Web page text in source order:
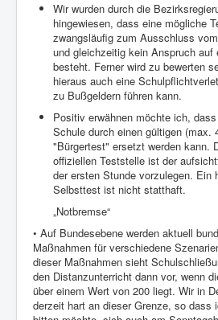
Wir wurden durch die
hingewiesen, dass eine mögliche
zwangsläufig zum Ausschluss
und gleichzeitig kein Anspruch auf
besteht. Ferner wird zu bewerten
hieraus auch eine
zu Bußgeldern führen kann.
Positiv erwähnen möchte ich,
Schule durch einen gültigen (max.
"Bürgertest" ersetzt werden kann.
offiziellen Teststelle ist der
der ersten Stunde vorzulegen. Ein
Selbsttest ist nicht statthaft.
„Notbremse“
• Auf Bundesebene werden aktuell
Maßnahmen für verschiedene
dieser Maßnahmen sieht
den Distanzunterricht dann vor, wenn
über einem Wert von 200 liegt. Wir in
derzeit hart an dieser Grenze, so dass